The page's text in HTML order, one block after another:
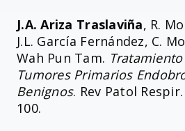
J.A. Ariza Traslaviña, R.
J.L. García Fernández, C.
Wah Pun Tam.
Tumores Primarios
Benignos. Rev Patol
100.